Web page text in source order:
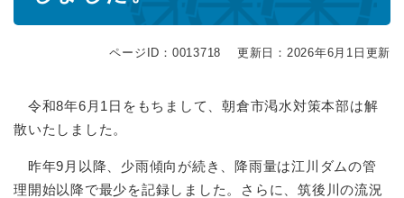
ページID：0013718 更新日：2026年6月1日更新
令和8年6月1日をもちまして、朝倉市渇水対策本部は解
散いたしました。
昨年9月以降、少雨傾向が続き、降雨量は江川ダムの管
理開始以降で最少を記録しました。さらに、筑後川の流況